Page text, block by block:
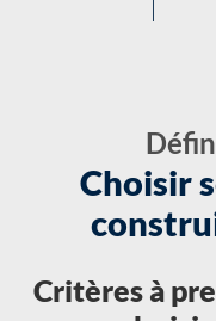
Choisir
Critères à